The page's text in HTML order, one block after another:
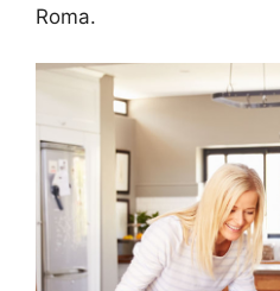
Roma.